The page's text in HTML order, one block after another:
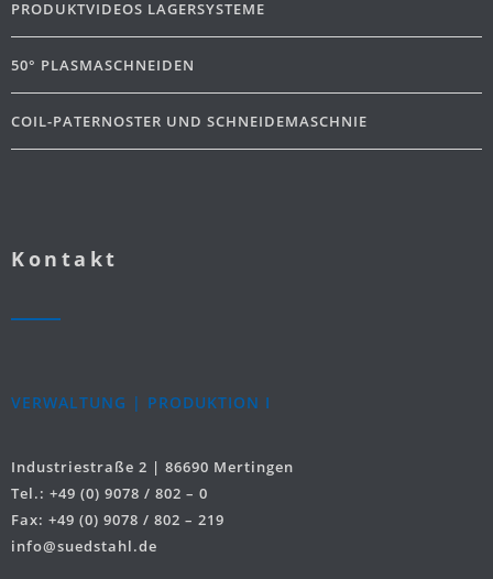
PRODUKTVIDEOS LAGERSYSTEME
50° PLASMASCHNEIDEN
COIL-PATERNOSTER UND SCHNEIDEMASCHNIE
Kontakt
VERWALTUNG | PRODUKTION I
Industriestraße 2 | 86690 Mertingen
Tel.: +49 (0) 9078 / 802 – 0
Fax: +49 (0) 9078 / 802 – 219
info@suedstahl.de